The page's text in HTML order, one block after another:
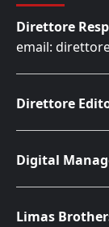
Direttore
email:
Direttore
Digital
Limas